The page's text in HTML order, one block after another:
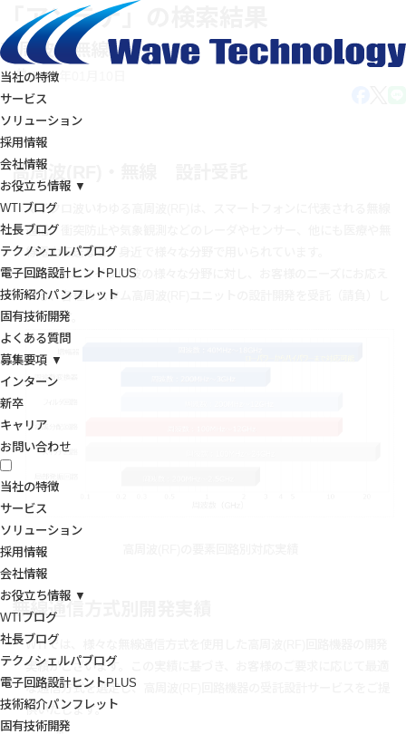
当社の特徴
サービス
ソリューション
採用情報
会社情報
お役立ち情報 ▼
WTIブログ
社長ブログ
テクノシェルパブログ
電子回路設計ヒントPLUS
技術紹介パンフレット
固有技術開発
よくある質問
募集要項 ▼
インターン
新卒
キャリア
お問い合わせ
当社の特徴
サービス
ソリューション
採用情報
会社情報
お役立ち情報 ▼
WTIブログ
社長ブログ
テクノシェルパブログ
電子回路設計ヒントPLUS
技術紹介パンフレット
固有技術開発
「アンテナ」の検索結果
高周波・無線
2018年01月10日
高周波(RF)・無線 設計受託
マイクロ波いわゆる高周波(RF)は、スマートフォンに代表される無線
通信、衝突防止や気象観測などのレーダやセンサー、他にも医療や無
線電力伝送など、身近で様々な分野で用いられています。
WTIでは、マイクロ波の様々な分野に対し、お客様のニーズにお応え
する、各種カスタム高周波(RF)ユニットの設計開発を受託（請負）し
ています。
無線通信方式別開発実績
WTIでは、様々な無線通信方式を使用した高周波(RF)回路機器の開発
実績がございます。この実績に基づき、お客様のご要求に応じて最適
な通信方式を選定し、高周波(RF)回路機器の受託設計サービスをご提
供いたします。